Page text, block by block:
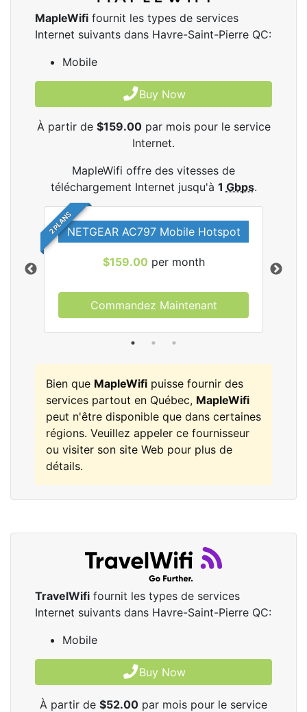
MapleWifi fournit les types de services
Internet suivants dans Havre-Saint-Pierre QC:
Mobile
Buy Now
À partir de $159.00par mois pour le service
Internet.
MapleWifi offre des vitesses de
téléchargement Internet jusqu'à 1 Gbps.
2 PLANSNETGEAR AC797 Mobile Hotspot
$159.00 per month
Commandez Maintenant
Bien que MapleWifi puisse fournir des
services partout en Québec, MapleWifi
peut n'être disponible que dans certaines
régions. Veuillez appeler ce fournisseur
ou visiter son site Web pour plus de
détails.
TravelWifi fournit les types de services
Internet suivants dans Havre-Saint-Pierre QC:
Mobile
Buy Now
À partir de $52.00 par mois pour le service